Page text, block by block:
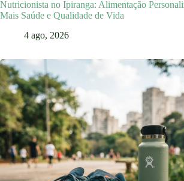
Nutricionista no Ipiranga: Alimentação
Mais Saúde e Qualidade de Vida
4 ago, 2026